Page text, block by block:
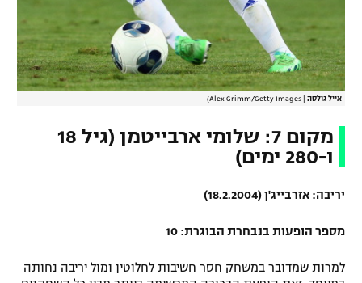
אייל גולסה Alex Grimm/Getty Images)
מקום 7: שלומי ארבייטמן (גיל 18
ו-280 ימים)
יריבה: אזרבייג'ן (18.2.2004)
מספר הופעות בנבחרת הבוגרת: 10
למרות שמדובר במשחק חסר חשיבות לחלוטין ומול יריבה נחותה